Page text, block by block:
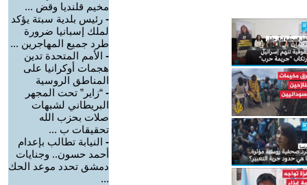
مخيم قلنديا وقض ...
- رئيس بلدية سبتة يؤكد
لملك إسبانيا ضرورة
طرد جميع المهاجرين ...
- الأمم المتحدة تدين
هجمات أوكرانيا على
المناطق الروسية
- “زاير” تحت المجهر
البريطاني لشبهات
صلات بحزب الله
تحقيقات ب ...
- النيابة تطالب بإعدام
أحمد حسون.. وجنايات
دمشق تحدد موعد الحك
...